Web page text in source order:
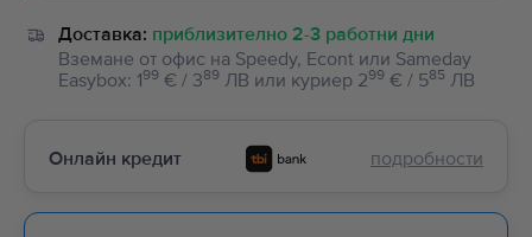
Доставка: приблизително 2-3 работни дни
Вземане от офис на Speedy, Econt или Sameday
Easybox: 199 € / 389 ЛВ или куриер 299 € / 585 ЛВ
Онлайн кредит подробности